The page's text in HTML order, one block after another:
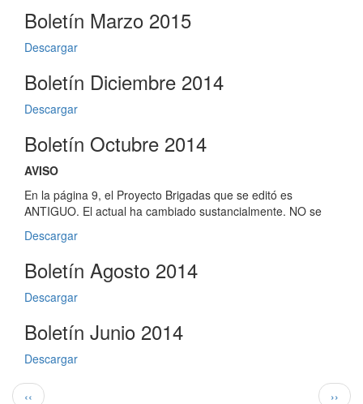
Boletín Marzo 2015
Descargar
Boletín Diciembre 2014
Descargar
Boletín Octubre 2014
AVISO
En la página 9, el Proyecto Brigadas que se editó es
ANTIGUO. El actual ha cambiado sustancialmente. NO se
Descargar
Boletín Agosto 2014
Descargar
Boletín Junio 2014
Descargar
Paginación
Página
‹‹ ››